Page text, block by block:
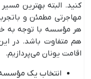
کنید. البته بهترین
مهاجرتی مطمئن و
هر مؤسسه با توجه به
هم متفاوت باشد. در
اقامت یونان می‌پردازیم.
انتخاب یک